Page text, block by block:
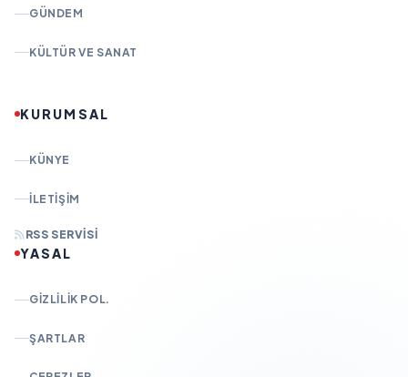
GÜNDEM
KÜLTÜR VE SANAT
KURUMSAL
KÜNYE
İLETIŞIM
RSS SERVISI
YASAL
GIZLILIK POL.
ŞARTLAR